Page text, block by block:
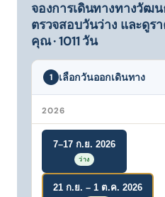
จองการเดินทางทางวัฒ
ตรวจสอบวันว่าง และดูร
คุณ · 1011 วัน
1 เลือกวันออกเดินทาง
2026
7–17 ก.ย. 2026
ว่าง
21 ก.ย. – 1 ต.ค. 2026